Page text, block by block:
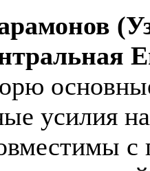
усилия
с